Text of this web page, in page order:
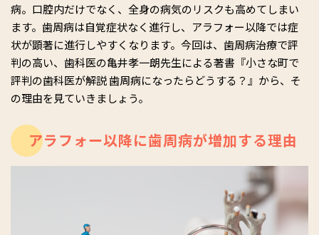
病。口腔内だけでなく、全身の病気のリスクも高めてしまい
ます。歯周病は自覚症状なく進行し、アラフォー以降では症
状が顕著に進行しやすくなります。今回は、歯周病治療で評
判の高い、歯科医の亀井孝一朗先生による著書『小さな町で
評判の歯科医が解説 歯周病になったらどうする？』から、そ
の理由を見ていきましょう。
アラフォー以降に歯周病が増加する理由